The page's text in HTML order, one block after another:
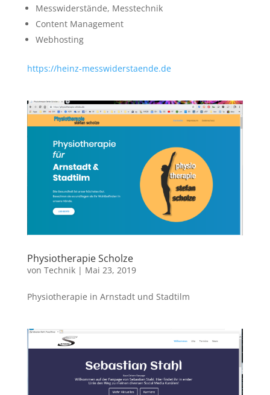
Messwiderstände, Messtechnik
Content Management
Webhosting
https://heinz-messwiderstaende.de
Physiotherapie Scholze
von Technik| Mai 23, 2019
Physiotherapie in Arnstadt und Stadtilm